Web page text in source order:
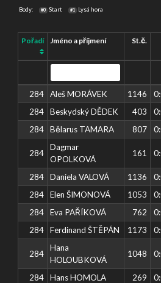
Body: #0 Start #1 Lysá hora
Pořadí Jméno a příjmení St.č.
284 Aleš MORÁVEK 1146
284
Beskydský DĚDEK 403
284
Bělarus TAMARA 807
284
Dagmar
OPOLKOVÁ
161
284 Daniela VALOVÁ 1136
284
Elen ŠIMONOVÁ 1053
284
Eva PAŘÍKOVÁ 762
284
Ferdinand ŠTĚPÁN 1173
284
Hana
HOLOUBKOVÁ
1048
284 Hans HOMOLA 269